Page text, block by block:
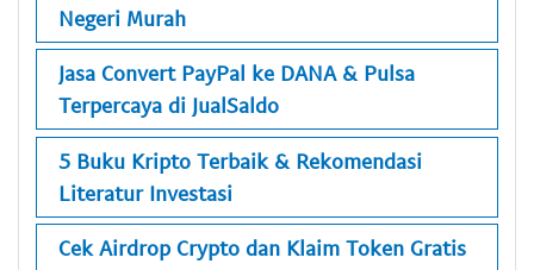
Negeri Murah
Jasa Convert PayPal ke DANA & Pulsa
Terpercaya di JualSaldo
5 Buku Kripto Terbaik & Rekomendasi
Literatur Investasi
Cek Airdrop Crypto dan Klaim Token Gratis